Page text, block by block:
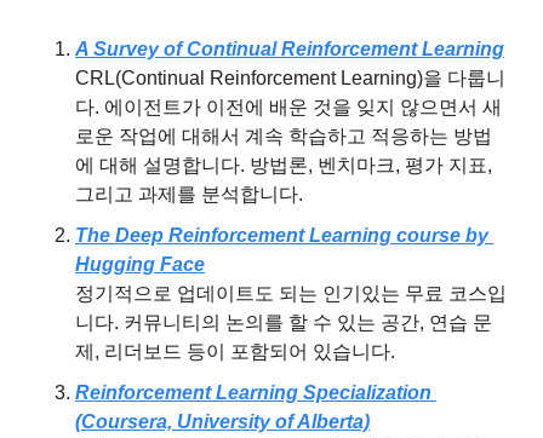
A Survey of Continual Reinforcement Learning
CRL(Continual Reinforcement Learning)을 다룹니
다. 에이전트가 이전에 배운 것을 잊지 않으면서 새
로운 작업에 대해서 계속 학습하고 적응하는 방법
에 대해 설명합니다. 방법론, 벤치마크, 평가 지표,
그리고 과제를 분석합니다.
The Deep Reinforcement Learning course by
Hugging Face
정기적으로 업데이트도 되는 인기있는 무료 코스입
니다. 커뮤니티의 논의를 할 수 있는 공간, 연습 문
제, 리더보드 등이 포함되어 있습니다.
Reinforcement Learning Specialization
(Coursera, University of Alberta)